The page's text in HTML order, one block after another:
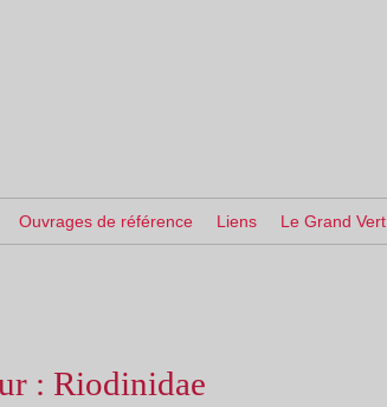
Ouvrages de référence Liens Le Grand Vert
: Riodinidae